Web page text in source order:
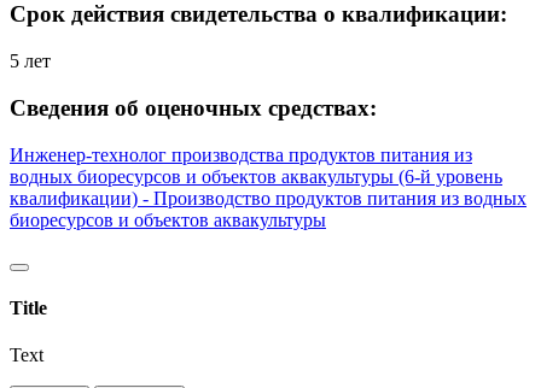
Срок действия свидетельства о квалификации:
5 лет
Сведения об оценочных средствах:
Инженер-технолог производства продуктов питания из
водных биоресурсов и объектов аквакультуры (6-й уровень
квалификации) - Производство продуктов питания из водных
биоресурсов и объектов аквакультуры
Title
Text